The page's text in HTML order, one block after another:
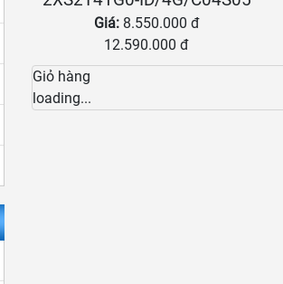
Giá: 8.550.000 đ
12.590.000 đ
Giỏ hàng
loading...